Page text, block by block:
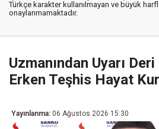
Türkçe karakter kullanılmayan ve büyük
onaylanmamaktadır.
Uzmanından Uyarı
Erken Teşhis Hayat
Yayınlanma: 06 Ağustos 2026 15:30